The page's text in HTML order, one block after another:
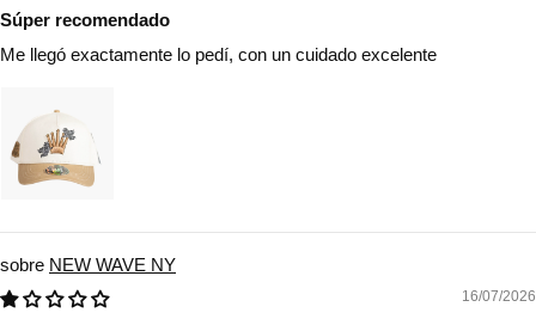
Súper recomendado
Me llegó exactamente lo pedí, con un cuidado excelente
NEW WAVE NY
16/07/2026